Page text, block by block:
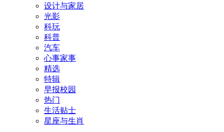
设计与家居
光影
科玩
科普
汽车
心事家事
精选
特辑
早报校园
热门
生活贴士
星座与生肖